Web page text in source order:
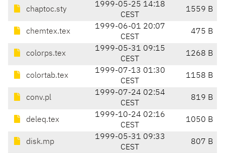
chaptoc.sty
1999-05-25 14:18
CEST
1559 B
chemtex.tex
1999-06-01 20:07
CEST
475 B
colorps.tex
1999-05-31 09:15
CEST
1268 B
colortab.tex
1999-07-13 01:30
CEST
1158 B
conv.pl
1999-07-24 02:54
CEST
819 B
deleq.tex
1999-10-24 02:16
CEST
1050 B
disk.mp
1999-05-31 09:33
CEST
807 B